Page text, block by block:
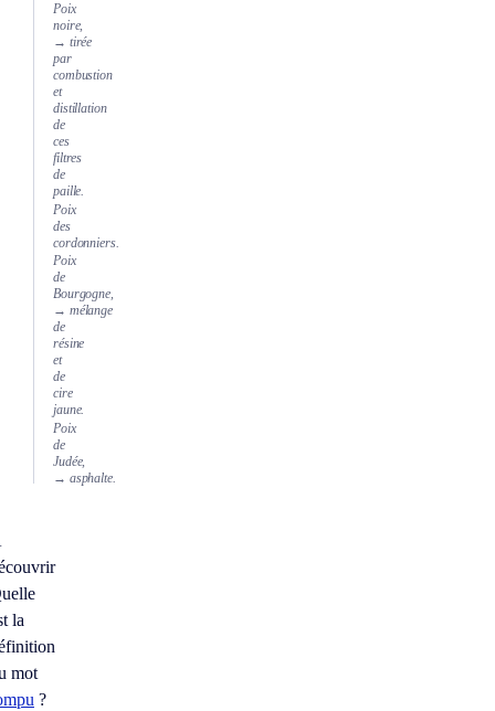
Poix
noire,
→ tirée
par
combustion
et
distillation
de
ces
filtres
de
paille.
Poix
des
cordonniers.
Poix
de
Bourgogne,
→ mélange
de
résine
et
de
cire
jaune.
Poix
de
Judée,
→ asphalte.
la
mot
?